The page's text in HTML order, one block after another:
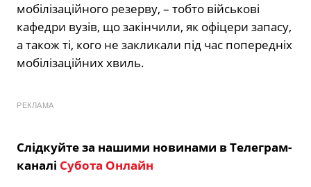
мобілізаційного резерву, – тобто військові
кафедри вузів, що закінчили, як офіцери запасу,
а також ті, кого не закликали під час попередніх
мобілізаційних хвиль.
РЕКЛАМА
Слідкуйте за нашими новинами в Телеграм-
каналі Субота Онлайн